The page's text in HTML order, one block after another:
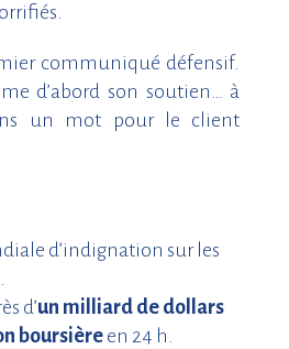
communiqué défensif.
d’abord son soutien… à
un mot pour le client
d’indignation sur les
d’un milliard de dollars
boursièreen 24 h.